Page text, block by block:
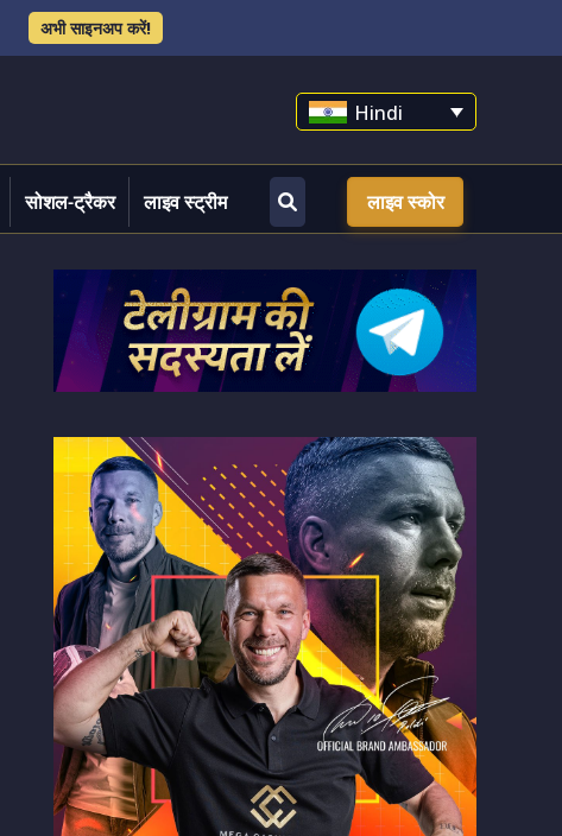
अभी साइनअप करें!
Hindi
सोशल-ट्रैकर लाइव स्ट्रीम लाइव स्कोर